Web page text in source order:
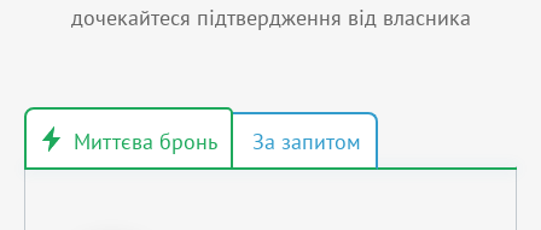
дочекайтеся підтвердження від власника